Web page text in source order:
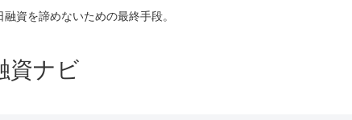
資を諦めないための最終手段。
資ナビ